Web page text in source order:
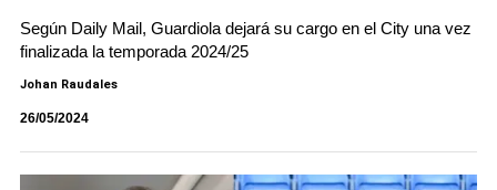
Según Daily Mail, Guardiola dejará su cargo en el City una vez
finalizada la temporada 2024/25
Johan Raudales
26/05/2024